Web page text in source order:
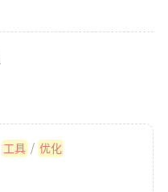
工具 / 优化